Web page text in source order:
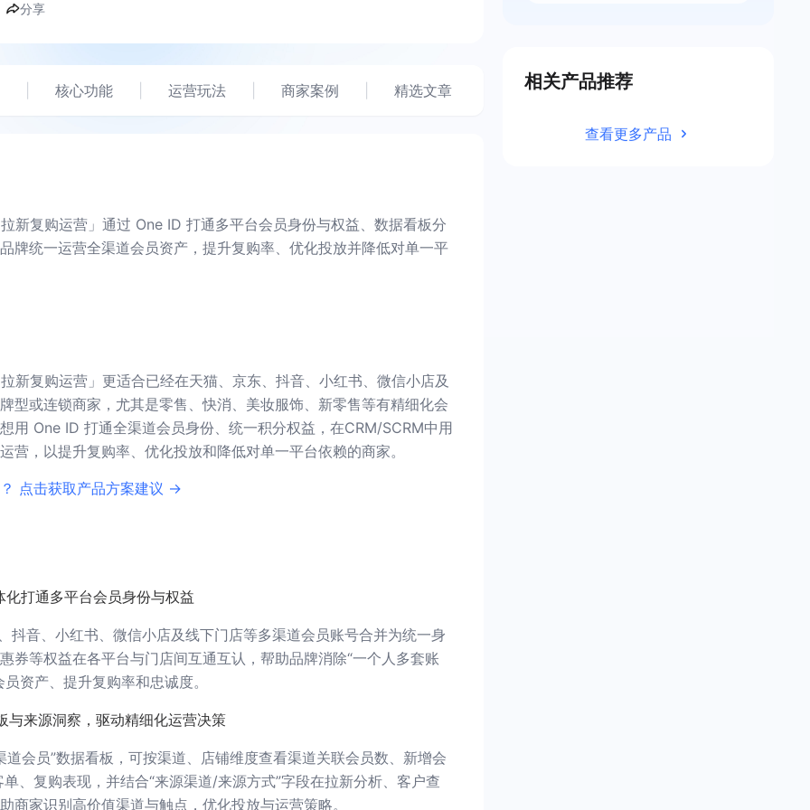
分享
核心功能 运营玩法 商家案例 精选文章
新复购运营」通过 One ID 打通多平台会员身份与权益、数据看板分
牌统一运营全渠道会员资产，提升复购率、优化投放并降低对单一平
新复购运营」更适合已经在天猫、京东、抖音、小红书、微信小店及
型或连锁商家，尤其是零售、快消、美妆服饰、新零售等有精细化会
用 One ID 打通全渠道会员身份、统一积分权益，在CRM/SCRM中用
营，以提升复购率、优化投放和降低对单一平台依赖的商家。
点击获取产品方案建议 →
打通多平台会员身份与权益
抖音、小红书、微信小店及线下门店等多渠道会员账号合并为统一身
券等权益在各平台与门店间互通互认，帮助品牌消除“一个人多套账
资产、提升复购率和忠诚度。
与来源洞察，驱动精细化运营决策
道会员”数据看板，可按渠道、店铺维度查看渠道关联会员数、新增会
、复购表现，并结合“来源渠道/来源方式”字段在拉新分析、客户查
商家识别高价值渠道与触点，优化投放与运营策略。
相关产品推荐
查看更多产品